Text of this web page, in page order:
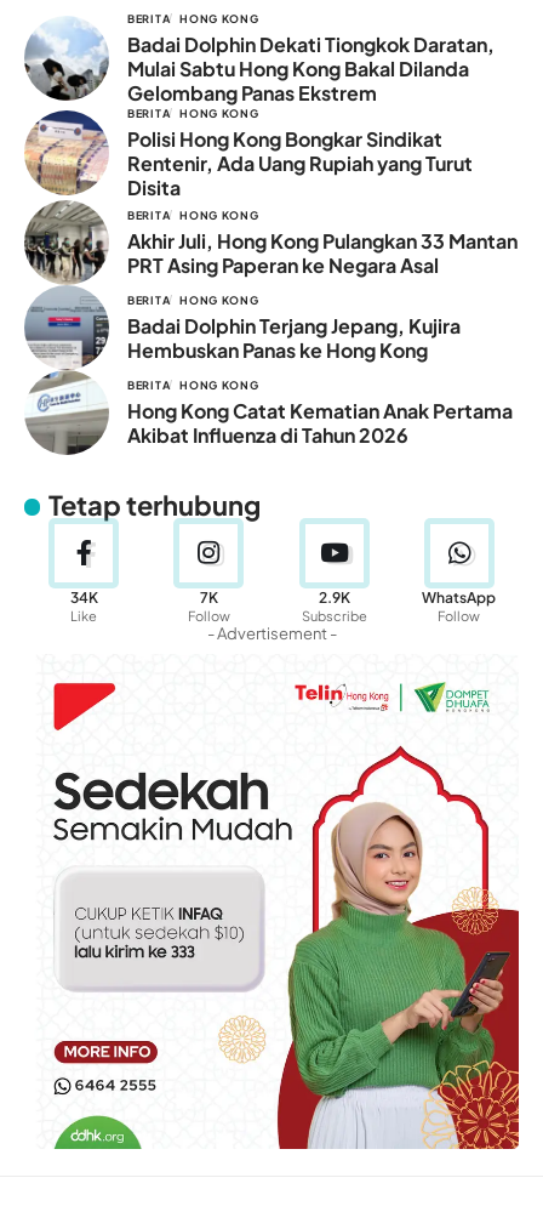
BERITA HONG KONG
Badai Dolphin Dekati Tiongkok Daratan,
Mulai Sabtu Hong Kong Bakal Dilanda
Gelombang Panas Ekstrem
BERITA HONG KONG
Polisi Hong Kong Bongkar Sindikat
Rentenir, Ada Uang Rupiah yang Turut
Disita
BERITA HONG KONG
Akhir Juli, Hong Kong Pulangkan 33 Mantan
PRT Asing Paperan ke Negara Asal
BERITA HONG KONG
Badai Dolphin Terjang Jepang, Kujira
Hembuskan Panas ke Hong Kong
BERITA HONG KONG
Hong Kong Catat Kematian Anak Pertama
Akibat Influenza di Tahun 2026
Tetap terhubung
34K
Like
7K
Follow
2.9K
Subscribe
WhatsApp
Follow
- Advertisement -